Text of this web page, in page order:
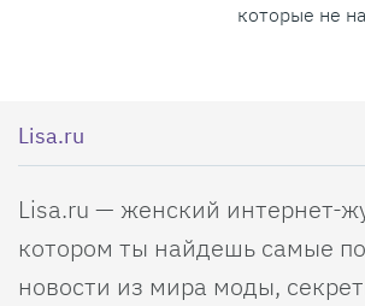
которые не
Lisa.ru
Lisa.ru — женский интернет-
котором ты найдешь самые
новости из мира моды,